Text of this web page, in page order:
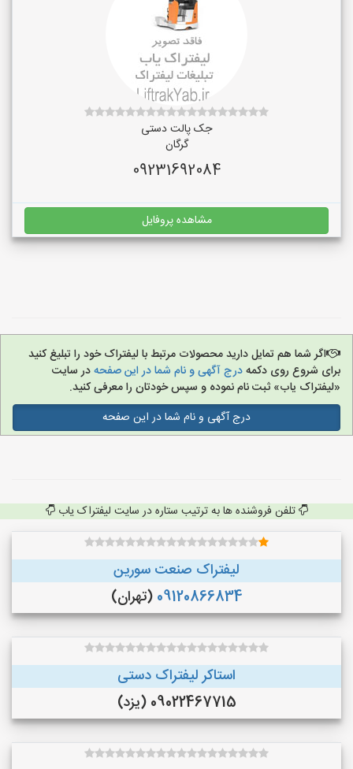
جک پالت دستی
گرگان
09231692084
مشاهده پروفایل
اگر شما هم تمایل دارید محصولات مرتبط با لیفتراک خود را تبلیغ کنید
برای شروع روی دکمهدرج آگهی و نام شما در این صفحهدر سایت
«لیفتراک یاب» ثبت نام نموده و سپس خودتان را معرفی کنید.
درج آگهی و نام شما در این صفحه
تلفن فروشنده ها به ترتیب ستاره در سایت لیفتراک یاب
لیفتراک صنعت سورین
09120866834 (تهران)
استاکر لیفتراک دستی
09022467715 (یزد)